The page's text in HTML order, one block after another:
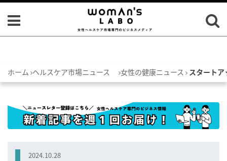
ホーム ヘルスケア市場ニュース 女性の健康ニュース スタート
2024.10.28